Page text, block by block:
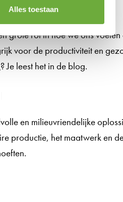
Alles toestaan
grote rol in hoe we ons
voor de productiviteit en
? Je leest het in de blog.
en milieuvriendelijke
productie, het maatwerk en